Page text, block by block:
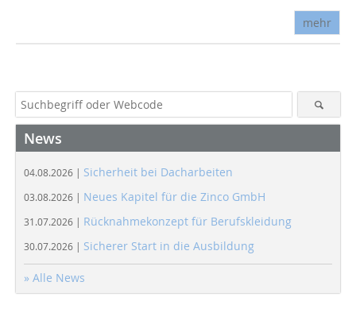
mehr
News
04.08.2026 | Sicherheit bei Dacharbeiten
03.08.2026 | Neues Kapitel für die Zinco GmbH
31.07.2026 | Rücknahmekonzept für Berufskleidung
30.07.2026 | Sicherer Start in die Ausbildung
» Alle News